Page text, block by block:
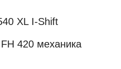
XL I-Shift
420 механика